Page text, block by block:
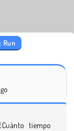
Run
tiempo